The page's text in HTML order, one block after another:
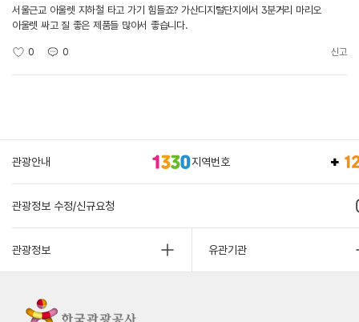
서울근교 아울렛 지하철 타고 가기 힘들죠? 가산디지털단지에서 3분거리 마리오
아울렛 싸고 질 좋은 제품들 많아서 좋습니다.
0 0 신고
관광안내 지역번호
관광정보 수정/신규요청
관광정보 유관기관